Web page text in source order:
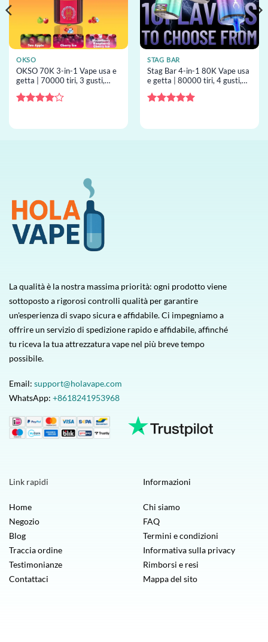
OKSO
OKSO 70K 3-in-1 Vape usa e
getta | 70000 tiri, 3 gusti,
getta all’ingrosso
STAG BAR
Stag Bar 4-in-1 80K Vape usa
e getta | 80000 tiri, 4 gusti,
getta all’ingrosso
La qualità è la nostra massima priorità: ogni prodotto viene
sottoposto a rigorosi controlli qualità per garantire
un'esperienza di svapo sicura e affidabile. Ci impegniamo a
offrire un servizio di spedizione rapido e affidabile, affinché
tu riceva la tua attrezzatura vape nel più breve tempo
possibile.
Email: support@holavape.com
WhatsApp: +8618241953968
Link rapidi
Home
Negozio
Blog
Traccia ordine
Testimonianze
Contattaci
Informazioni
Chi siamo
FAQ
Termini e condizioni
Informativa sulla privacy
Rimborsi e resi
Mappa del sito